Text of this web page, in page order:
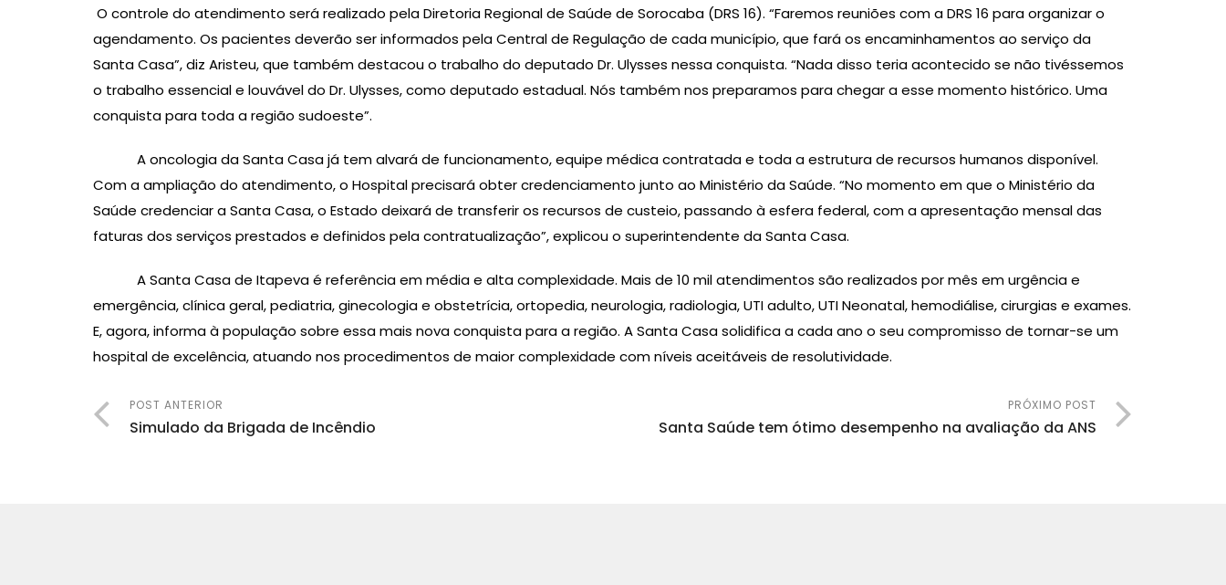
O controle do atendimento será realizado pela Diretoria Regional de Saúde de Sorocaba (DRS 16). “Faremos reuniões com a DRS 16 para organizar o
agendamento. Os pacientes deverão ser informados pela Central de Regulação de cada município, que fará os encaminhamentos ao serviço da
Santa Casa”, diz Aristeu, que também destacou o trabalho do deputado Dr. Ulysses nessa conquista. “Nada disso teria acontecido se não tivéssemos
o trabalho essencial e louvável do Dr. Ulysses, como deputado estadual. Nós também nos preparamos para chegar a esse momento histórico. Uma
conquista para toda a região sudoeste”.
A oncologia da Santa Casa já tem alvará de funcionamento, equipe médica contratada e toda a estrutura de recursos humanos disponível.
Com a ampliação do atendimento, o Hospital precisará obter credenciamento junto ao Ministério da Saúde. “No momento em que o Ministério da
Saúde credenciar a Santa Casa, o Estado deixará de transferir os recursos de custeio, passando à esfera federal, com a apresentação mensal das
faturas dos serviços prestados e definidos pela contratualização”, explicou o superintendente da Santa Casa.
A Santa Casa de Itapeva é referência em média e alta complexidade. Mais de 10 mil atendimentos são realizados por mês em urgência e
emergência, clínica geral, pediatria, ginecologia e obstetrícia, ortopedia, neurologia, radiologia, UTI adulto, UTI Neonatal, hemodiálise, cirurgias e exames.
E, agora, informa à população sobre essa mais nova conquista para a região. A Santa Casa solidifica a cada ano o seu compromisso de tornar-se um
hospital de excelência, atuando nos procedimentos de maior complexidade com níveis aceitáveis de resolutividade.
POST ANTERIOR
Simulado da Brigada de Incêndio
PRÓXIMO POST
Santa Saúde tem ótimo desempenho na avaliação da ANS